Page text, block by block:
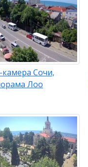
камера Сочи,
Лоо